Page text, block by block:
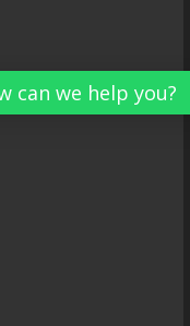
can we help you?